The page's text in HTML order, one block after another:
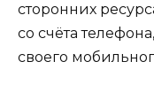
сторонних
со счёта
своего